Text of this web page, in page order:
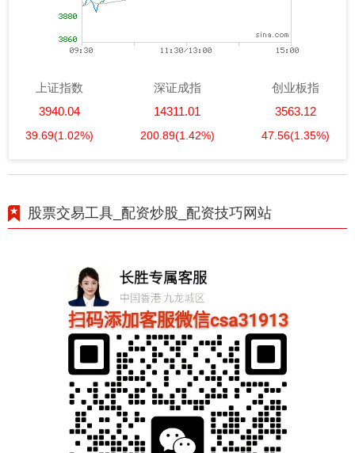
上证指数
3940.04
39.69(1.02%)
深证成指
14311.01
200.89(1.42%)
创业板指
3563.12
47.56(1.35%)
股票交易工具_配资炒股_配资技巧网站